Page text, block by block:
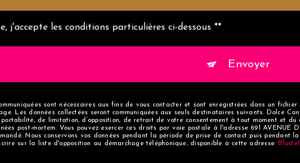
j'accepte les conditions particulières ci-dessous **
Envoyer
sont nécessaires aux fins de vous contacter et sont enregistrées dans un
Les données collectées seront communiquées aux seuls destinataires suivants: Dolce
de limitation, d’opposition, de retrait de votre consentement à tout moment et
post-mortem. Vous pouvez exercer ces droits par voie postale à l'adresse 691
Nous conservons vos données pendant la période de prise de contact puis pendant
sur la liste d'opposition au démarchage téléphonique, disponible à cette adresse: